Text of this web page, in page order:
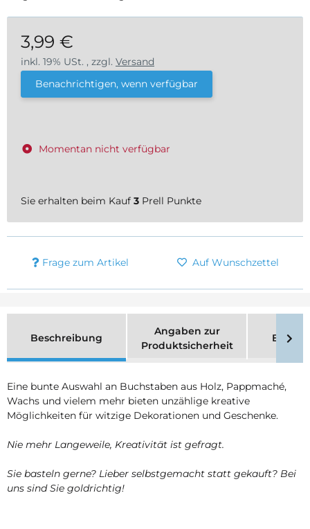
3,99 €
inkl. 19% USt. , zzgl. Versand
Benachrichtigen, wenn verfügbar
Momentan nicht verfügbar
Sie erhalten beim Kauf 3 Prell Punkte
Frage zum Artikel Auf Wunschzettel
Beschreibung
Angaben zur
Produktsicherheit
Eine bunte Auswahl an Buchstaben aus Holz, Pappmaché,
Wachs und vielem mehr bieten unzählige kreative
Möglichkeiten für witzige Dekorationen und Geschenke.
Nie mehr Langeweile, Kreativität ist gefragt.
Sie basteln gerne? Lieber selbstgemacht statt gekauft? Bei
uns sind Sie goldrichtig!